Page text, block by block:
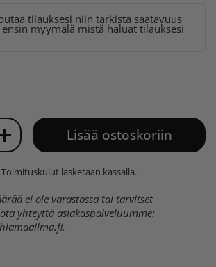
tilauksesi niin tarkista saatavuus
myymälä mistä haluat tilauksesi
Lisää ostoskoriin
Toimituskulut lasketaan kassalla.
ei ole varastossa tai tarvitset
yhteyttä asiakaspalveluumme:
.